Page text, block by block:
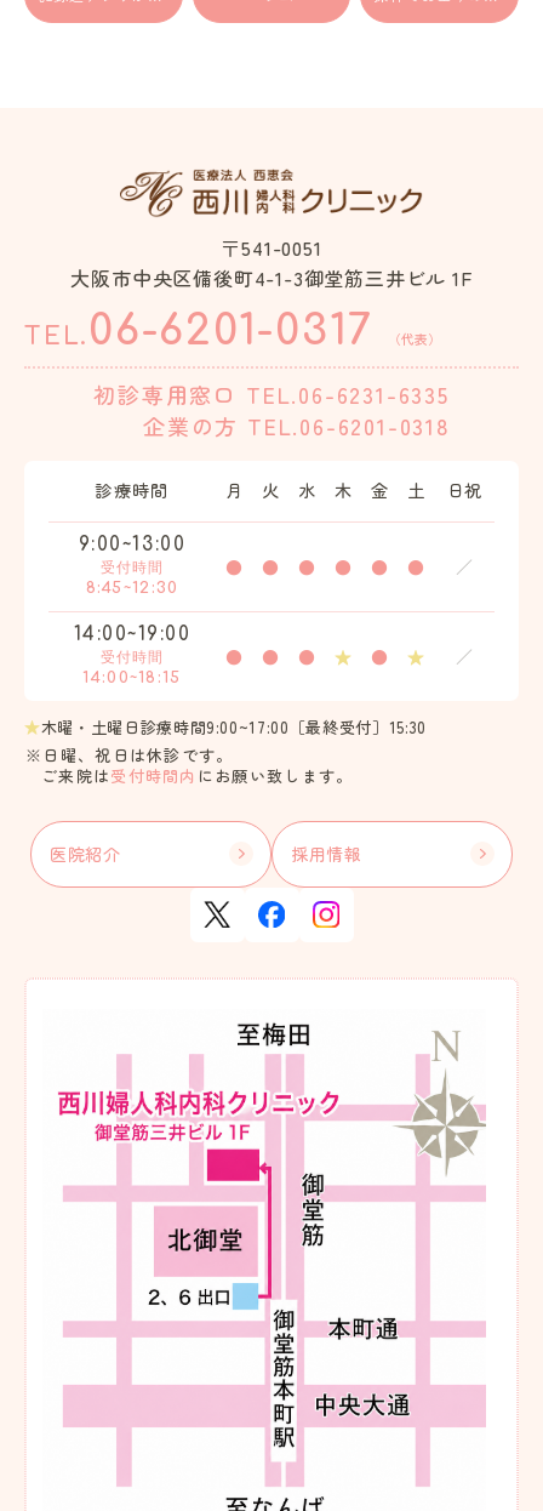
〒541-0051
大阪市中央区備後町4-1-3御堂筋三井ビル 1F
TEL. 06-6201-0317 （代表）
初診専用窓口 TEL.06-6231-6335
企業の方 TEL.06-6201-0318
診療時間 月 火 水 木 金 土 日祝
9:00~13:00
受付時間
8:45~12:30
● ● ● ● ● ● ／
14:00~19:00
受付時間
14:00~18:15
● ● ● ★ ● ★ ／
★木曜・土曜日診療時間9:00~17:00［最終受付］15:30
※日曜、祝日は休診です。
ご来院は受付時間内 にお願い致します。
医院紹介 採用情報